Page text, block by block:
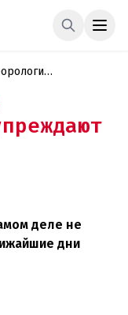
деле не
дни